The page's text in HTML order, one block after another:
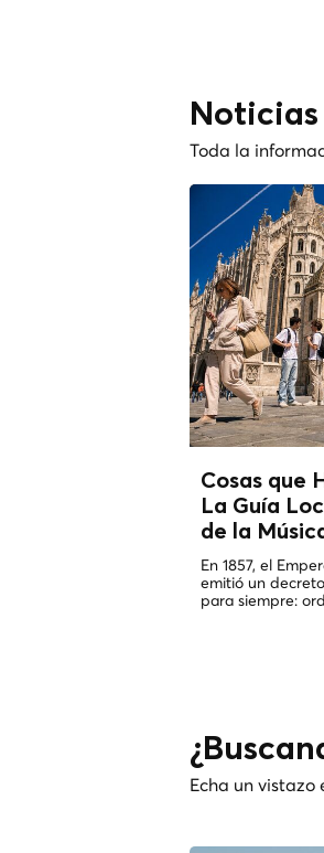
Toda la
Cosas que
La Guía
de la
En 1857, el
emitió un
para siempre:
Echa un vistazo